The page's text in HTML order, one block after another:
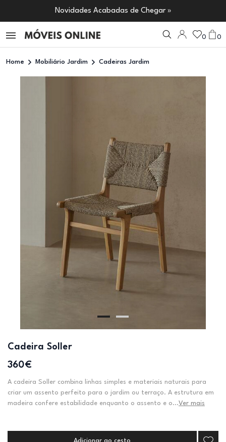
Novidades Acabadas de Chegar »
0 0
Home Mobiliário Jardim Cadeiras Jardim
Cadeira Soller
360€
A cadeira Soller combina linhas simples e materiais naturais para
criar um assento perfeito para o jardim ou terraço. A estrutura em
madeira confere estabilidade enquanto o assento e o...Ver mais